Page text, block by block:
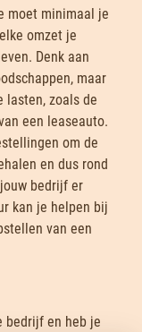
moet minimaal je
omzet je
Denk aan
maar
lasten, zoals de
een leaseauto.
om de
en dus rond
bedrijf er
kan je helpen bij
van een
bedrijf en heb je